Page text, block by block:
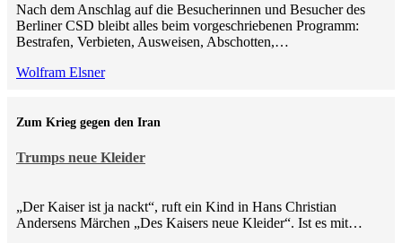
Nach dem Anschlag auf die Besucherinnen und Besucher des
Berliner CSD bleibt alles beim vorgeschriebenen Programm:
Bestrafen, Verbieten, Ausweisen, Abschotten,…
Wolfram Elsner
Trumps neue Kleider
Zum Krieg gegen den Iran
„Der Kaiser ist ja nackt“, ruft ein Kind in Hans Christian
Andersens Märchen „Des Kaisers neue Kleider“. Ist es mit…